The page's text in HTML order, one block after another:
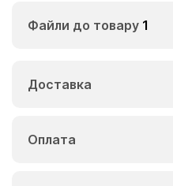
Файли до товару 1
Доставка
Оплата